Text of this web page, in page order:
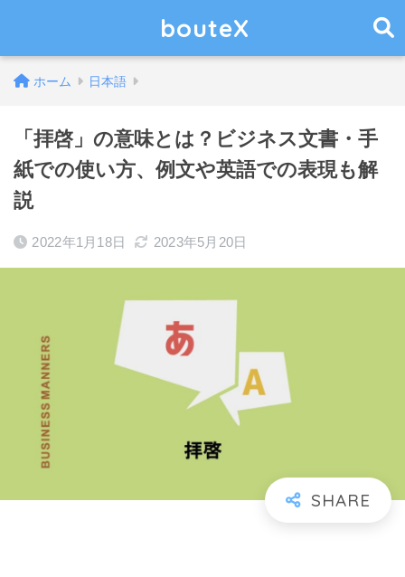
bouteX
ホーム 日本語
「拝啓」の意味とは？ビジネス文書・手
紙での使い方、例文や英語での表現も解
説
2022年1月18日 2023年5月20日